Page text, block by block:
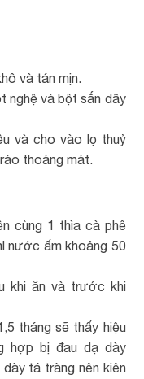
và tán mịn.
nghệ và bột sắn dây
và cho vào lọ thuỷ
thoáng mát.
cùng 1 thìa cà phê
nước ấm khoảng 50
khi ăn và trước khi
tháng sẽ thấy hiệu
hợp bị đau dạ dày
tá tràng nên kiên